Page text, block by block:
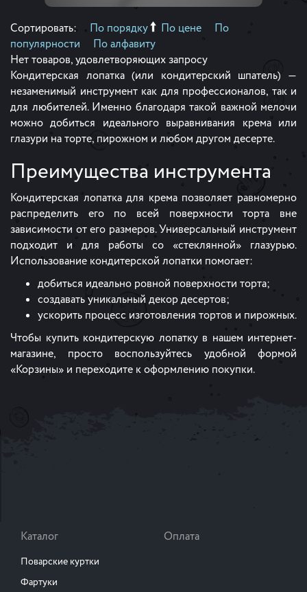
Сортировать: По порядку По цене
По
популярности
По алфавиту
Нет товаров, удовлетворяющих запросу
Кондитерская лопатка (или кондитерский шпатель) —
незаменимый инструмент как для профессионалов, так и
для любителей. Именно благодаря такой важной мелочи
можно добиться идеального выравнивания крема или
глазури на торте, пирожном и любом другом десерте.
Преимущества инструмента
Кондитерская лопатка для крема позволяет равномерно
распределить его по всей поверхности торта вне
зависимости от его размеров. Универсальный инструмент
подходит и для работы со «стеклянной» глазурью.
Использование кондитерской лопатки помогает:
добиться идеально ровной поверхности торта;
создавать уникальный декор десертов;
ускорить процесс изготовления тортов и пирожных.
Чтобы купить кондитерскую лопатку в нашем интернет-
магазине, просто воспользуйтесь удобной формой
«Корзины» и переходите к оформлению покупки.
Каталог
Поварские куртки
Фартуки
Оплата